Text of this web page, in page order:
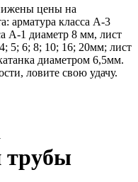
цены на
арматура класса А-3
А-1 диаметр 8 мм, лист
5; 6; 8; 10; 16; 20мм; лист
диаметром 6,5мм.
ловите свою удачу.
трубы